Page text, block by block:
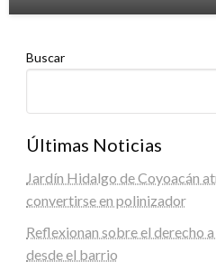
Buscar
Últimas Noticias
Jardín Hidalgo de Coyoacán
convertirse en polinizador
Reflexionan sobre el derecho
desde el barrio